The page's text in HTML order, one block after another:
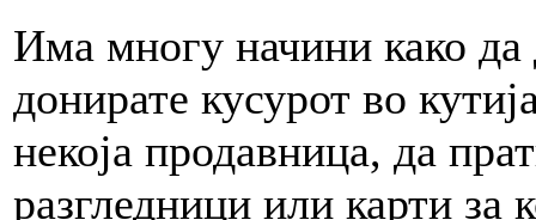
Има многу начини како да
донирате кусурот во
некоја продавница, да
разгледници или карти за